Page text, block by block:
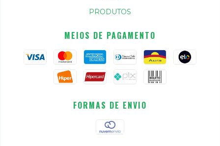
PRODUTOS
MEIOS DE PAGAMENTO
FORMAS DE ENVIO